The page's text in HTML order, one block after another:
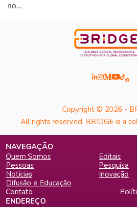
no…
Copyright © 2026 -
All rights reserved. BRIDGE is a
ENDEREÇO
NAVEGAÇÃO
Quem Somos
Editais
Pessoas
Pesquisa
Notícias
Inovação
Difusão e Educação
Contato